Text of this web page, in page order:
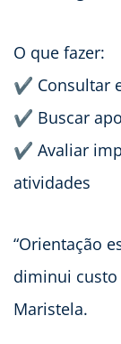
O que fazer:
✔ Consultar
✔ Buscar
✔ Avaliar
atividades
“Orientação
diminui custo
Maristela.